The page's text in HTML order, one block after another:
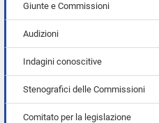
Giunte e Commissioni
Audizioni
Indagini conoscitive
Stenografici delle Commissioni
Comitato per la legislazione